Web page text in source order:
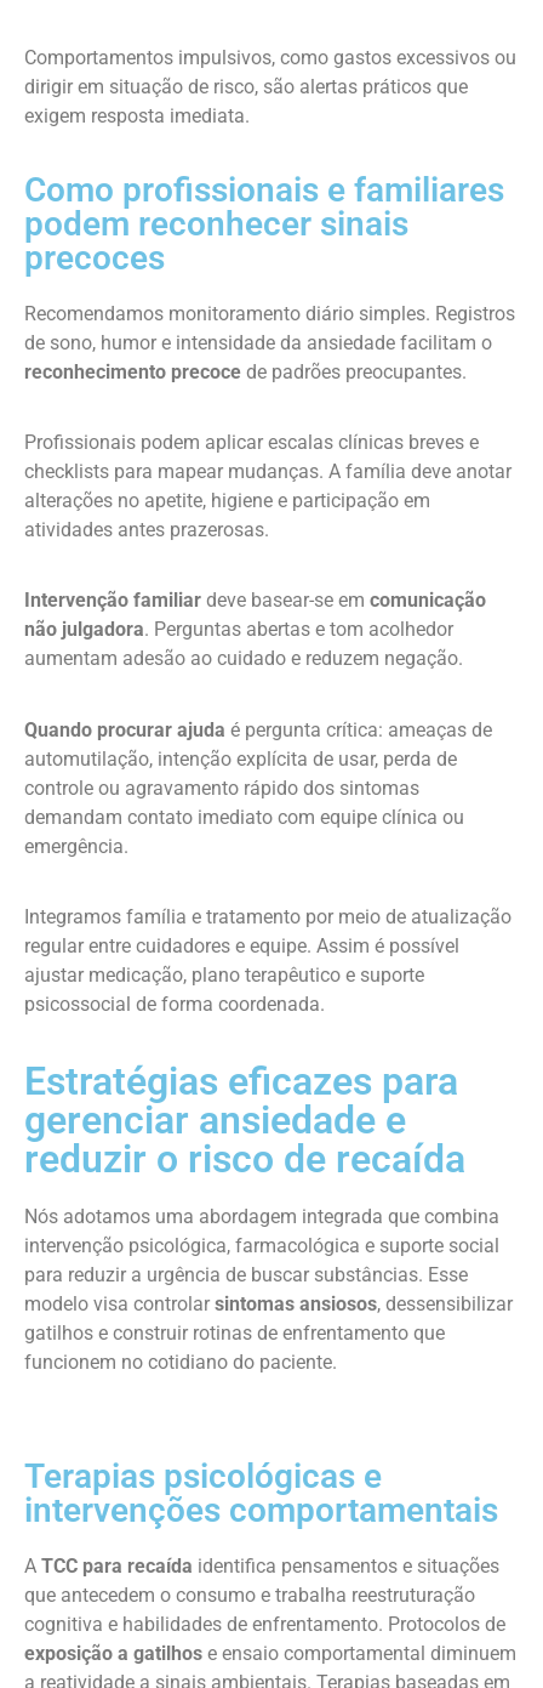
Comportamentos impulsivos, como gastos excessivos ou
dirigir em situação de risco, são alertas práticos que
exigem resposta imediata.
Como profissionais e familiares
podem reconhecer sinais
precoces
Recomendamos monitoramento diário simples. Registros
de sono, humor e intensidade da ansiedade facilitam o
reconhecimento precoce de padrões preocupantes.
Profissionais podem aplicar escalas clínicas breves e
checklists para mapear mudanças. A família deve anotar
alterações no apetite, higiene e participação em
atividades antes prazerosas.
Intervenção familiar deve basear-se em comunicação
não julgadora. Perguntas abertas e tom acolhedor
aumentam adesão ao cuidado e reduzem negação.
Quando procurar ajuda é pergunta crítica: ameaças de
automutilação, intenção explícita de usar, perda de
controle ou agravamento rápido dos sintomas
demandam contato imediato com equipe clínica ou
emergência.
Integramos família e tratamento por meio de atualização
regular entre cuidadores e equipe. Assim é possível
ajustar medicação, plano terapêutico e suporte
psicossocial de forma coordenada.
Estratégias eficazes para
gerenciar ansiedade e
reduzir o risco de recaída
Nós adotamos uma abordagem integrada que combina
intervenção psicológica, farmacológica e suporte social
para reduzir a urgência de buscar substâncias. Esse
modelo visa controlar sintomas ansiosos, dessensibilizar
gatilhos e construir rotinas de enfrentamento que
funcionem no cotidiano do paciente.
Terapias psicológicas e
intervenções comportamentais
A TCC para recaída identifica pensamentos e situações
que antecedem o consumo e trabalha reestruturação
cognitiva e habilidades de enfrentamento. Protocolos de
exposição a gatilhos e ensaio comportamental diminuem
a reatividade a sinais ambientais. Terapias baseadas em